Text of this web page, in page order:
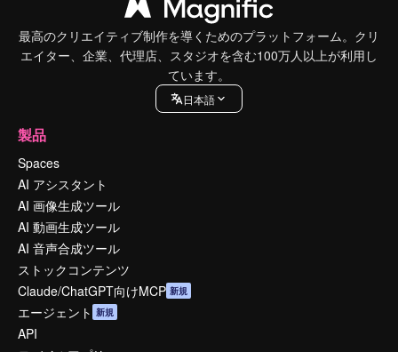
最高のクリエイティブ制作を導くためのプラットフォーム。クリ
エイター、企業、代理店、スタジオを含む100万人以上が利用し
ています。
日本語
製品
Spaces
AI アシスタント
AI 画像生成ツール
AI 動画生成ツール
AI 音声合成ツール
ストックコンテンツ
Claude/ChatGPT向けMCP 新規
エージェント 新規
API